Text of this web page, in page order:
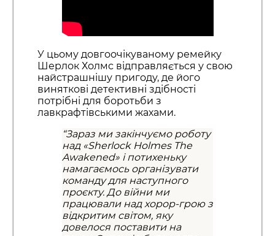
У цьому довгоочікуваному ремейку
Шерлок Холмс відправляється у свою
найстрашнішу пригоду, де його
виняткові детективні здібності
потрібні для боротьби з
лавкрафтівськими жахами.
“Зараз ми закінчуємо роботу
над «Sherlock Holmes The
Awakened» і потихеньку
намагаємось організувати
команду для наступного
проєкту. До війни ми
працювали над хорор-грою з
відкритим світом, яку
довелося поставити на